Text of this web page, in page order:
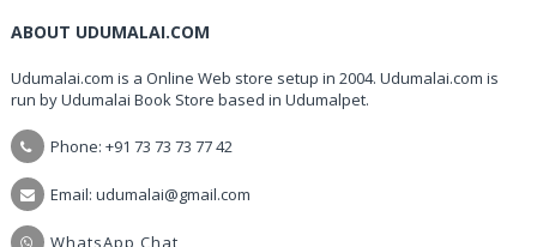
ABOUT UDUMALAI.COM
Udumalai.com is a Online Web store setup in 2004. Udumalai.com is
run by Udumalai Book Store based in Udumalpet.
Phone: +91 73 73 73 77 42
Email: udumalai@gmail.com
WhatsApp Chat